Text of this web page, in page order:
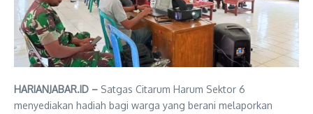
HARIANJABAR.ID – Satgas Citarum Harum Sektor 6
menyediakan hadiah bagi warga yang berani melaporkan